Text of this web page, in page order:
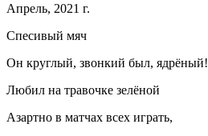
Апрель, 2021 г.
Спесивый мяч
Он круглый, звонкий был, ядрёный!
Любил на травочке зелёной
Азартно в матчах всех играть,